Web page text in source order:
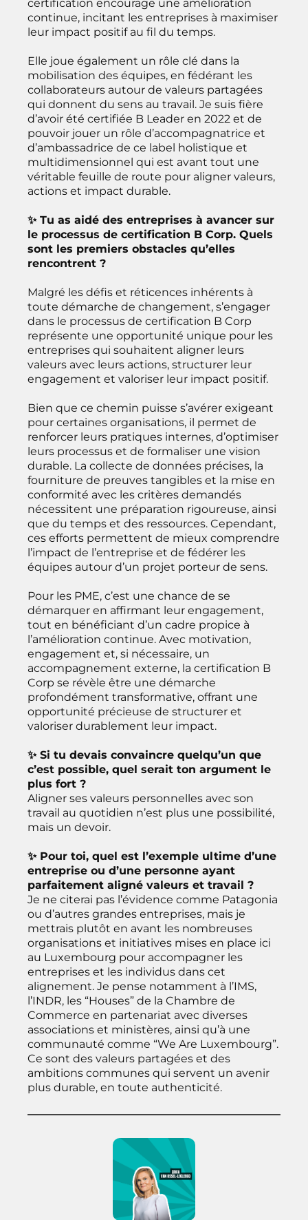
certification encourage une amélioration
continue, incitant les entreprises à maximiser
leur impact positif au fil du temps.
Elle joue également un rôle clé dans la
mobilisation des équipes, en fédérant les
collaborateurs autour de valeurs partagées
qui donnent du sens au travail. Je suis fière
d’avoir été certifiée B Leader en 2022 et de
pouvoir jouer un rôle d’accompagnatrice et
d’ambassadrice de ce label holistique et
multidimensionnel qui est avant tout une
véritable feuille de route pour aligner valeurs,
actions et impact durable.
✨ Tu as aidé des entreprises à avancer sur
le processus de certification B Corp. Quels
sont les premiers obstacles qu’elles
rencontrent ?
Malgré les défis et réticences inhérents à
toute démarche de changement, s’engager
dans le processus de certification B Corp
représente une opportunité unique pour les
entreprises qui souhaitent aligner leurs
valeurs avec leurs actions, structurer leur
engagement et valoriser leur impact positif.
Bien que ce chemin puisse s’avérer exigeant
pour certaines organisations, il permet de
renforcer leurs pratiques internes, d’optimiser
leurs processus et de formaliser une vision
durable. La collecte de données précises, la
fourniture de preuves tangibles et la mise en
conformité avec les critères demandés
nécessitent une préparation rigoureuse, ainsi
que du temps et des ressources. Cependant,
ces efforts permettent de mieux comprendre
l’impact de l’entreprise et de fédérer les
équipes autour d’un projet porteur de sens.
Pour les PME, c’est une chance de se
démarquer en affirmant leur engagement,
tout en bénéficiant d’un cadre propice à
l’amélioration continue. Avec motivation,
engagement et, si nécessaire, un
accompagnement externe, la certification B
Corp se révèle être une démarche
profondément transformative, offrant une
opportunité précieuse de structurer et
valoriser durablement leur impact.
✨ Si tu devais convaincre quelqu’un que
c’est possible, quel serait ton argument le
plus fort ?
Aligner ses valeurs personnelles avec son
travail au quotidien n’est plus une possibilité,
mais un devoir.
✨ Pour toi, quel est l’exemple ultime d’une
entreprise ou d’une personne ayant
parfaitement aligné valeurs et travail ?
Je ne citerai pas l’évidence comme Patagonia
ou d’autres grandes entreprises, mais je
mettrais plutôt en avant les nombreuses
organisations et initiatives mises en place ici
au Luxembourg pour accompagner les
entreprises et les individus dans cet
alignement. Je pense notamment à l’IMS,
l’INDR, les “Houses” de la Chambre de
Commerce en partenariat avec diverses
associations et ministères, ainsi qu’à une
communauté comme “We Are Luxembourg”.
Ce sont des valeurs partagées et des
ambitions communes qui servent un avenir
plus durable, en toute authenticité.